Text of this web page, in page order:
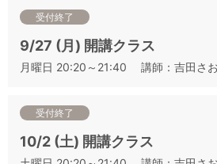
るポイントの解説となります。本番を
最適の講座です。試飲銘柄は、他の本
（①、②、③、⑤、⑥）と異なりま
【開催日順】2021 年度 J.S.A.ソムリエ
二次試験対策講座一覧
【クラス順】2021 年度 J.S.A.ソムリエ
受付終了
9/27 (月) 開講クラス
月曜日 20:20～21:40 講師：吉田さ
受付終了
10/2 (土) 開講クラス